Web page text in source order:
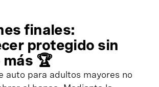
finales:
protegido sin
🏆
auto para adultos mayores no